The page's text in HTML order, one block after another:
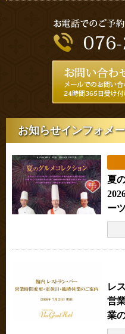
お知らせインフォメ
夏
ー
レ
営
業